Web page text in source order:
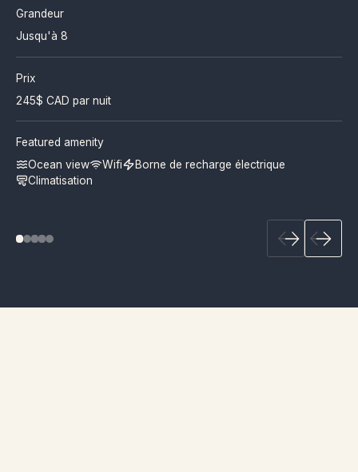
Grandeur
Jusqu'à 8
Prix
245$ CAD par nuit
Featured amenity
Ocean view
Wifi
Borne de recharge électrique
Climatisation